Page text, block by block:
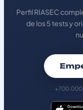
Perfil RIASEC
de los 5 tests y
+700.000